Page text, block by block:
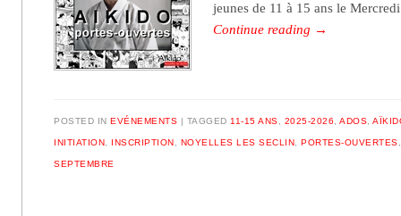
jeunes de 11 à 15 ans le
Continue reading →
POSTED INEVÉNEMENTS TAGGED 11-15 ANS 2025-2026 ,ADOS ,
INITIATION INSCRIPTION NOYELLES LES SECLIN ,PORTES-OUVERTES
SEPTEMBRE